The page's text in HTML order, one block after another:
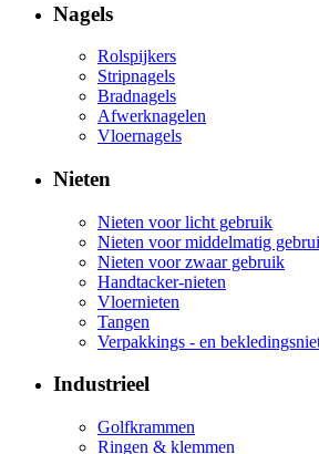
Nagels
Rolspijkers
Stripnagels
Bradnagels
Afwerknagelen
Vloernagels
Nieten
Nieten voor licht gebruik
Nieten voor middelmatig
Nieten voor zwaar gebruik
Handtacker-nieten
Vloernieten
Tangen
Verpakkings - en
Industrieel
Golfkrammen
Ringen & klemmen